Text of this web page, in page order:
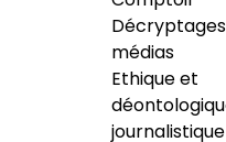
Décryptages
médias
Ethique et
journalistique